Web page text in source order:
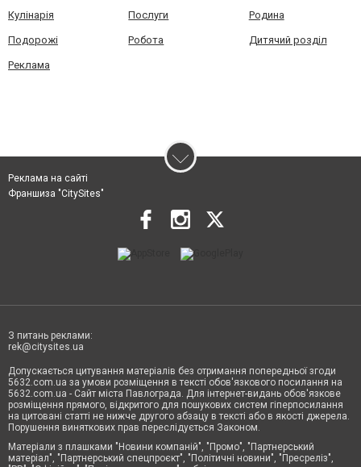
Кулінарія Послуги Родина
Подорожі Робота Дитячий розділ
Реклама
Реклама на сайті
Франшиза "CitySites"
З питань реклами:
rek@citysites.ua
Допускається цитування матеріалів без отримання попередньої згоди
5632.com.ua за умови розміщення в тексті обов'язкового посилання на
5632.com.ua - Сайт міста Павлограда. Для інтернет-видань обов'язкове
розміщення прямого, відкритого для пошукових систем гіперпосилання
на цитовані статті не нижче другого абзацу в тексті або в якості джерела.
Порушення виняткових прав переслідується Законом.
Матеріали з плашками "Новини компаній", "Промо", "Партнерський
матеріал", "Партнерський спецпроєкт", "Політичні новини", "Пресреліз",